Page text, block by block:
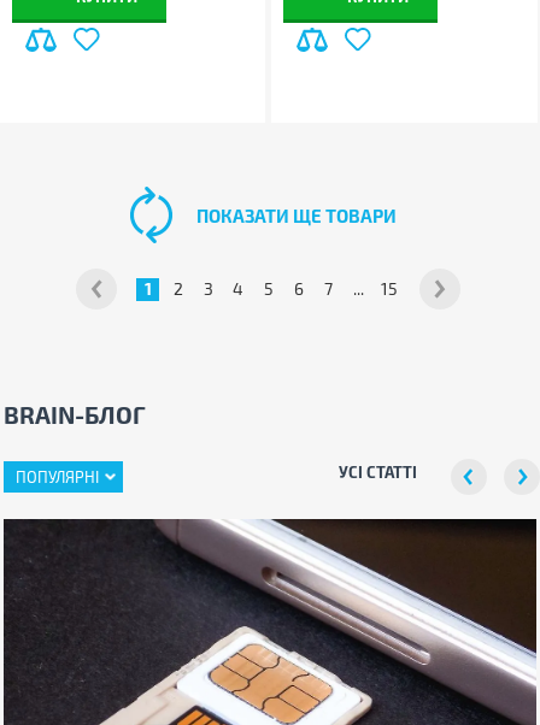
1 2 3 4 5 6 7 ... 15
ПОКАЗАТИ ЩЕ ТОВАРИ
BRAIN-БЛОГ
ПОПУЛЯРНІ УСІ СТАТТІ